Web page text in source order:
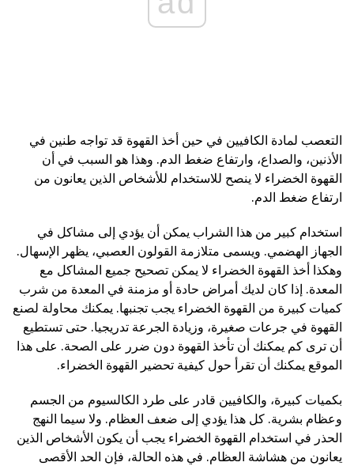
التعصب لمادة الكافيين في حين أخذ القهوة قد تواجه طنين في
الأذنين، والصداع، وارتفاع ضغط الدم. وهذا هو السبب في أن
القهوة الخضراء لا ينصح للاستخدام للأشخاص الذين يعانون من
ارتفاع ضغط الدم.
استخدام كبير من هذا الشراب يمكن أن يؤدي إلى مشاكل في
الجهاز الهضمي. ويسمى متلازمة القولون العصبي، يظهر الإسهال.
وهكذا أخذ القهوة الخضراء لا يمكن تصحيح جميع المشاكل مع
المعدة. إذا كان لديك أمراض حادة أو مزمنة في المعدة من شرب
كميات كبيرة من القهوة الخضراء يجب تجنبها. يمكنك محاولة لصنع
القهوة في جرعات صغيرة، وزيادة الجرعة تدريجيا. حتى تستطيع
أن ترى كم يمكنك أن تأخذ القهوة دون ضرر على الصحة. على هذا
الموقع يمكنك أن تقرأ حول كيفية تحضير القهوة الخضراء.
بكميات كبيرة، والكافيين قادر على طرد الكالسيوم من الجسم
وعظام بشرية. كل هذا يؤدي إلى ضعف العظام. ولا سيما النهج
الحذر في استخدام القهوة الخضراء يجب أن يكون الأشخاص الذين
يعانون من هشاشة العظام. في هذه الحالة، فإن الحد الأقصى